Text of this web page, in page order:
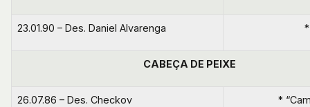
23.01.90 – Des. Daniel Alvarenga
CABEÇA DE PEIXE
26.07.86 – Des. Checkov *